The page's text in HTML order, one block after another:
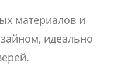
материалов и
идеально